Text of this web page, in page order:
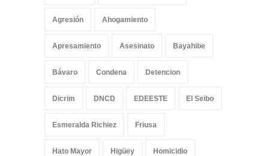
Agresión Ahogamiento
Apresamiento Asesinato Bayahibe
Bávaro Condena Detencion
Dicrim DNCD EDEESTE El Seibo
Esmeralda Richiez Friusa
Hato Mayor Higüey Homicidio